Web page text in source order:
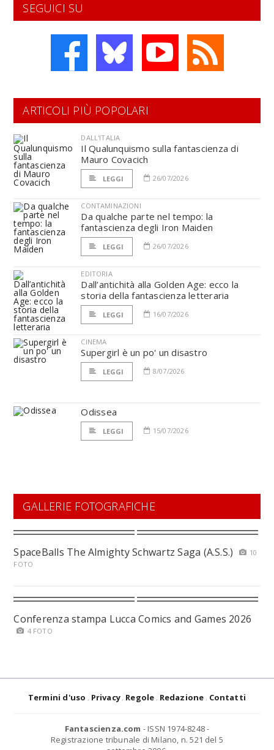
SEGUICI SU
ARTICOLI PIÙ POPOLARI
DALL'ITALIA
Il Qualunquismo sulla fantascienza di
Mauro Covacich
LEGGI 26/07/2026
CONTAMINAZIONI
Da qualche parte nel tempo: la
fantascienza degli Iron Maiden
LEGGI 26/07/2026
EDITORIA
Dall’antichità alla Golden Age: ecco la
storia della fantascienza letteraria
LEGGI 16/07/2026
CINEMA
Supergirl è un po' un disastro
LEGGI 8/07/2026
Odissea
LEGGI 15/07/2026
GALLERIE FOTOGRAFICHE
SpaceBalls The Almighty Schwartz Saga (A.S.S.)
10
FOTO
Conferenza stampa Lucca Comics and Games 2026
4 FOTO
Termini d'uso Privacy Regole Redazione Contatti
Fantascienza.com - ISSN 1974-8248 -
Registrazione tribunale di Milano, n. 521 del 5